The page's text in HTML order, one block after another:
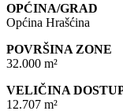
OPĆINA/GRAD
Općina Hrašćina
POVRŠINA ZONE
32.000 m²
VELIČINA
12.707 m²